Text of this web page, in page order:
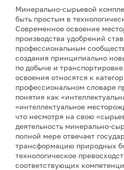
Минерально-сырьевой
быть простым в
Современное освоение
производства удобрений
профессиональным
создания принципиально
по добыче и
освоения относятся к
профессиональном словаре
понятия как
«интеллектуальное
что несмотря на свою
деятельность минерально-
полной мере отвечает
трансформацию природных
технологическое
соответствующих